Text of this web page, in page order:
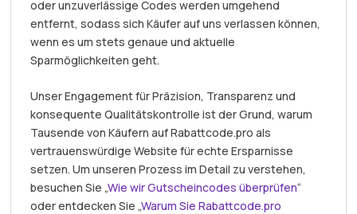
oder unzuverlässige Codes werden umgehend
entfernt, sodass sich Käufer auf uns verlassen können,
wenn es um stets genaue und aktuelle
Sparmöglichkeiten geht.
Unser Engagement für Präzision, Transparenz und
konsequente Qualitätskontrolle ist der Grund, warum
Tausende von Käufern auf Rabattcode.pro als
vertrauenswürdige Website für echte Ersparnisse
setzen. Um unseren Prozess im Detail zu verstehen,
besuchen Sie „Wie wir Gutscheincodes überprüfen“
oder entdecken Sie „Warum Sie Rabattcode.pro